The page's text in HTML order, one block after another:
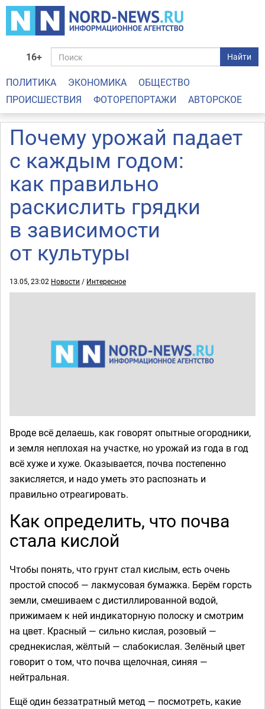
16+ Найти
ПОЛИТИКА ЭКОНОМИКА
ОБЩЕСТВО
ПРОИСШЕСТВИЯ
ФОТОРЕПОРТАЖИ АВТОРСКОЕ
Почему урожай падает
с каждым годом:
как правильно
раскислить грядки
в зависимости
от культуры
13.05, 23:02 Новости / Интересное
Вроде всё делаешь, как говорят опытные огородники,
и земля неплохая на участке, но урожай из года в год
всё хуже и хуже. Оказывается, почва постепенно
закисляется, и надо уметь это распознать и
правильно отреагировать.
Как определить, что почва
стала кислой
Чтобы понять, что грунт стал кислым, есть очень
простой способ — лакмусовая бумажка. Берём горсть
земли, смешиваем с дистиллированной водой,
прижимаем к ней индикаторную полоску и смотрим
на цвет. Красный — сильно кислая, розовый —
среднекислая, жёлтый — слабокислая. Зелёный цвет
говорит о том, что почва щелочная, синяя —
нейтральная.
Ещё один беззатратный метод — посмотреть, какие